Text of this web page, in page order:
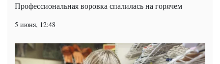
Профессиональная воровка спалилась на горячем
5 июня, 12:48